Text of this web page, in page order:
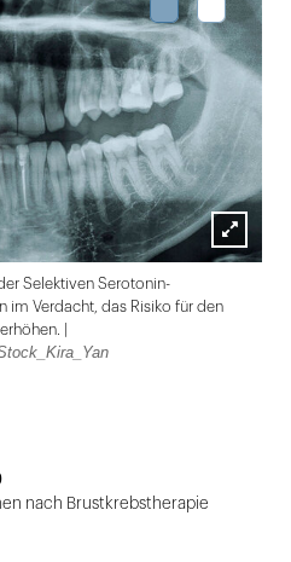
Lightbox
Selektiven Serotonin-
im Verdacht, das Risiko für den
|
nach Brustkrebstherapie